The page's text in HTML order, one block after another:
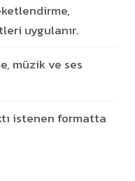
uygulanır.
müzik ve ses
istenen formatta